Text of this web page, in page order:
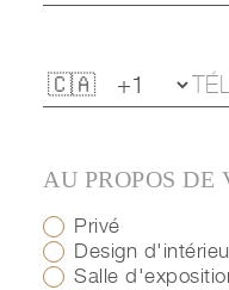
AU PROPOS DE
Privé
Design
Salle